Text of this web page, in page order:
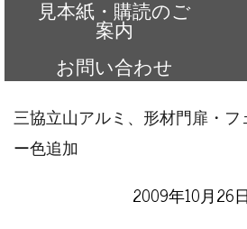
見本紙・購読のご
案内
お問い合わせ
三協立山アルミ、形材門扉・
ー色追加
2009年10月26日